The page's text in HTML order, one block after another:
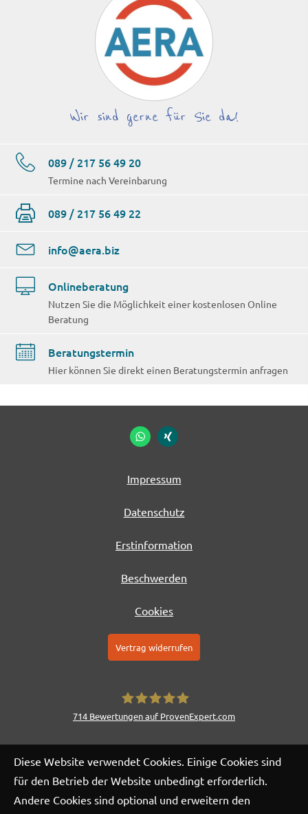
Wir sind gerne für Sie da!
089 / 217 56 49 20
Termine nach Vereinbarung
089 / 217 56 49 22
info@aera.biz
Onlineberatung
Nutzen Sie die Möglichkeit einer kostenlosen Online
Beratung
Beratungstermin
Hier können Sie direkt einen Beratungstermin anfragen
Impressum
Datenschutz
Erstinformation
Beschwerden
Cookies
Vertrag widerrufen
GmbH
714 Bewertungen auf ProvenExpert.com
Diese Website verwendet Cookies. Einige Cookies sind
für den Betrieb der Website unbedingt erforderlich.
Andere Cookies sind optional und erweitern den